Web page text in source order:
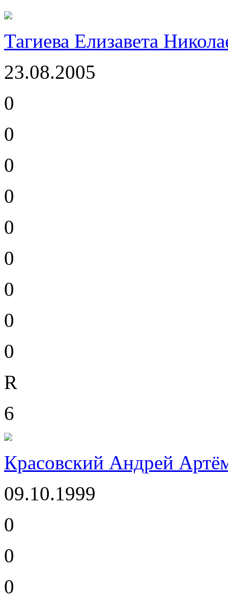
Тагиева Елизавета
23.08.2005
0
0
0
0
0
0
0
0
0
R
6
Красовский Андрей
09.10.1999
0
0
0